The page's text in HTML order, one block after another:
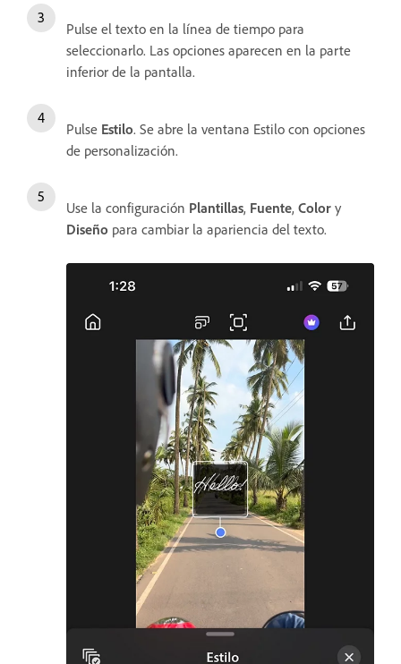
Pulse el texto en la línea de tiempo para
seleccionarlo. Las opciones aparecen en la parte
inferior de la pantalla.
Pulse Estilo. Se abre la ventana Estilo con opciones
de personalización.
Use la configuración Plantillas, Fuente, Color y
Diseño para cambiar la apariencia del texto.